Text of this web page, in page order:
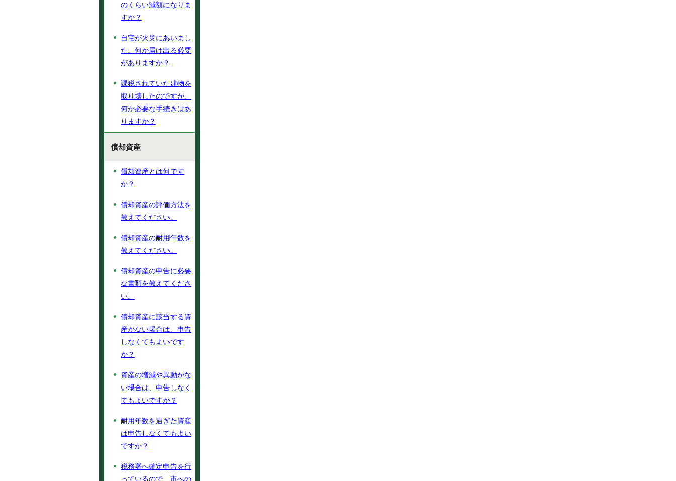
のくらい減額になりま
すか？
自宅が火災にあいまし
た。何か届け出る必要
がありますか？
課税されていた建物を
取り壊したのですが、
何か必要な手続きはあ
りますか？
償却資産
償却資産とは何です
か？
償却資産の評価方法を
教えてください。
償却資産の耐用年数を
教えてください。
償却資産の申告に必要
な書類を教えてくださ
い。
償却資産に該当する資
産がない場合は、申告
しなくてもよいです
か？
資産の増減や異動がな
い場合は、申告しなく
てもよいですか？
耐用年数を過ぎた資産
は申告しなくてもよい
ですか？
税務署へ確定申告を行
っているので、市への